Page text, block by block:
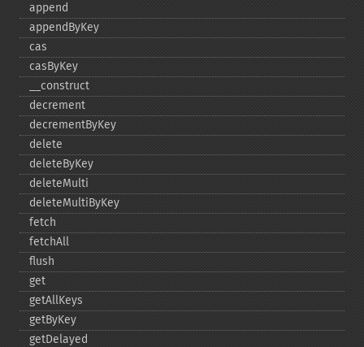
append
appendByKey
cas
casByKey
_​_​construct
decrement
decrementByKey
delete
deleteByKey
deleteMulti
deleteMultiByKey
fetch
fetchAll
flush
get
getAllKeys
getByKey
getDelayed